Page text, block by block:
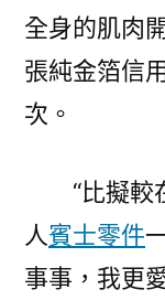
全身的肌肉
張純金箔信
次。
“比擬
人賓士零件
事事，我更